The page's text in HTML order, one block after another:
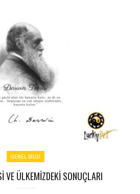
GENEL BILGI
VE ÜLKEMIZDEKI SONUÇLARI